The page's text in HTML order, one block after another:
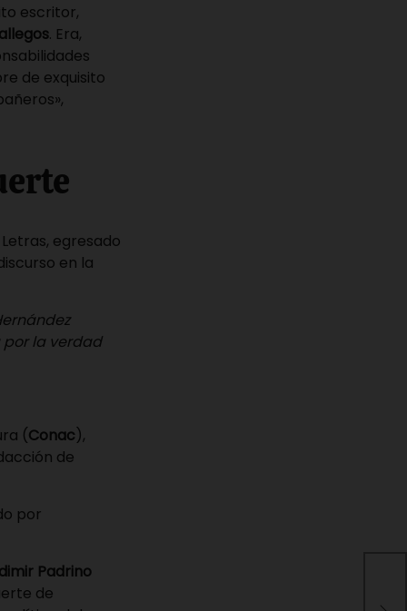
escritor,
. Era,
de exquisito
egresado
en la
la verdad
(Conac),
de
por
Padrino
de